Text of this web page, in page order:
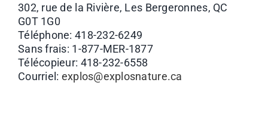
302, rue de la Rivière, Les Bergeronnes, QC
G0T 1G0
Téléphone: 418-232-6249
Sans frais: 1-877-MER-1877
Télécopieur: 418-232-6558
Courriel: explos@explosnature.ca